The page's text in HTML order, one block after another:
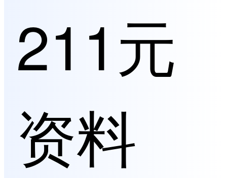
211元
资料